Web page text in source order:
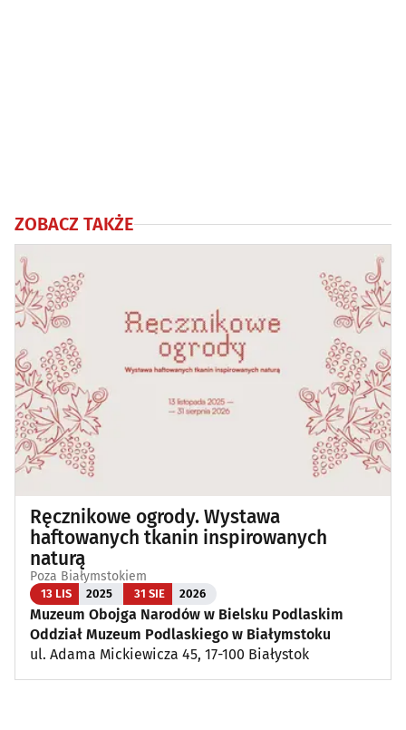
ZOBACZ TAKŻE
Ręcznikowe ogrody. Wystawa
haftowanych tkanin inspirowanych
naturą
Poza Białymstokiem
13 LIS 2025 31 SIE 2026
Muzeum Obojga Narodów w Bielsku Podlaskim
Oddział Muzeum Podlaskiego w Białymstoku
ul. Adama Mickiewicza 45, 17-100 Białystok